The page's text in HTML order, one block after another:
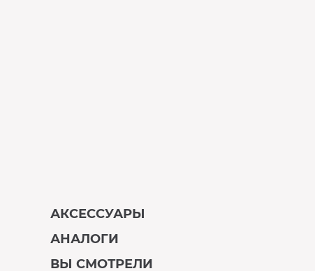
АКСЕССУАРЫ
АНАЛОГИ
ВЫ СМОТРЕЛИ